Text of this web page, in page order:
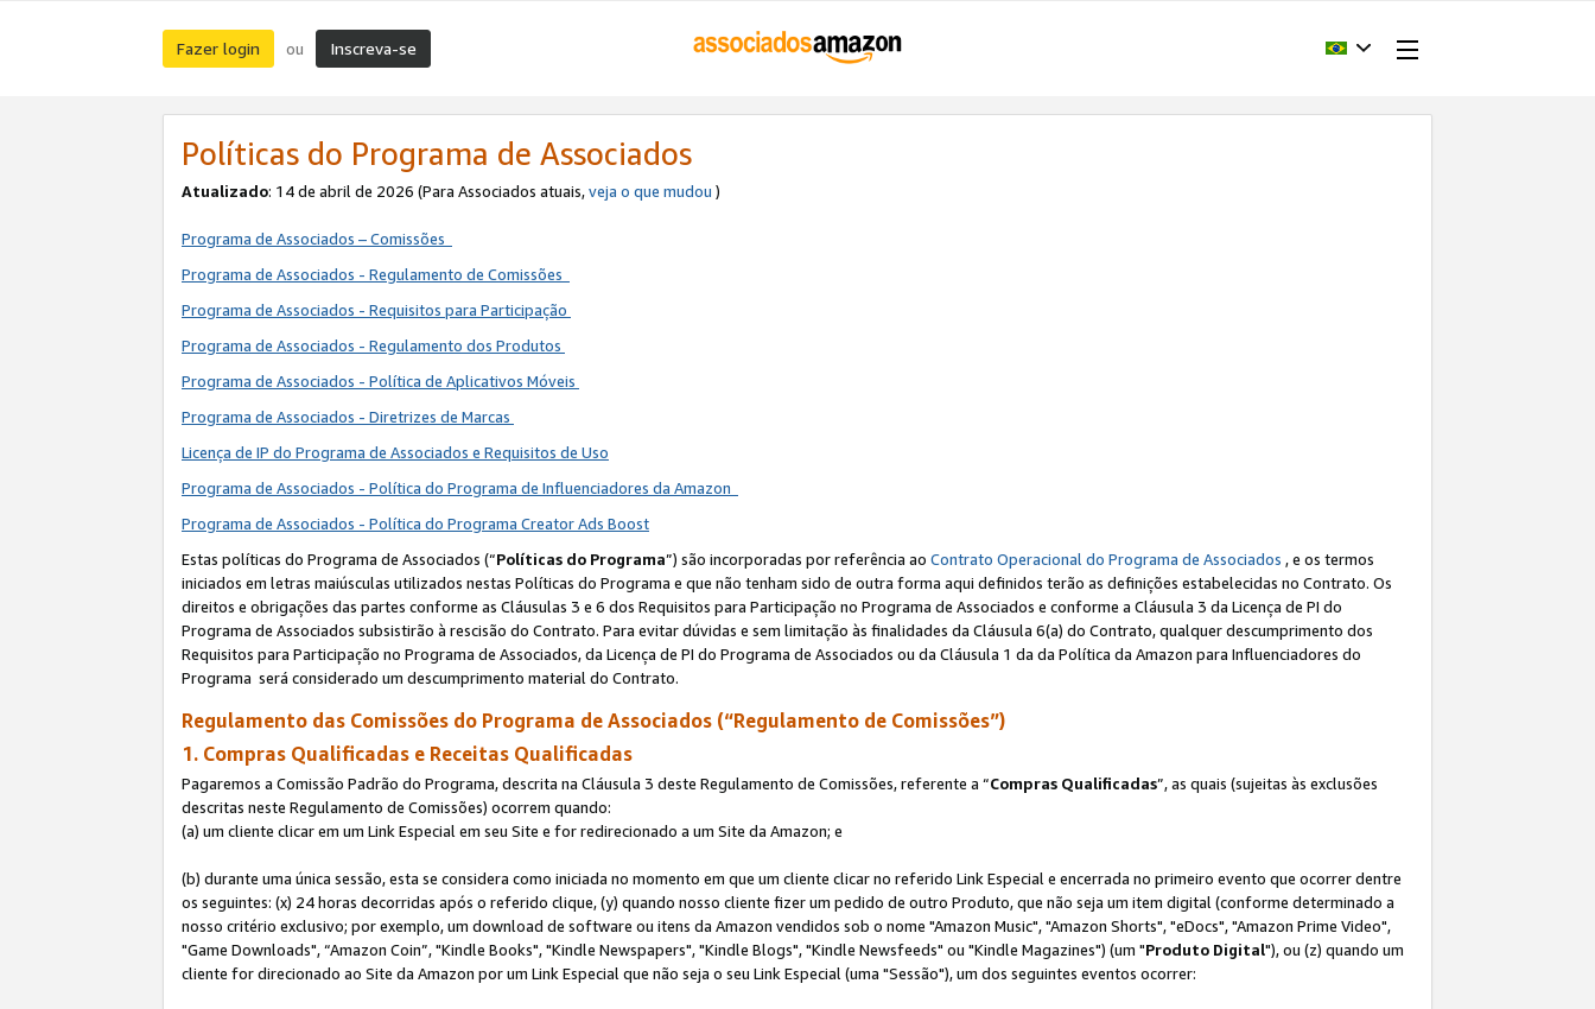
Fazer login ou Inscreva-se
Políticas do Programa de Associados
Atualizado: 14 de abril de 2026 (Para Associados atuais,veja o que mudou )
Programa de Associados – Comissões
Programa de Associados - Regulamento de Comissões
Programa de Associados - Requisitos para Participação
Programa de Associados - Regulamento dos Produtos
Programa de Associados - Política de Aplicativos Móveis
Programa de Associados - Diretrizes de Marcas
Licença de IP do Programa de Associados e Requisitos de Uso
Programa de Associados - Política do Programa de Influenciadores da Amazon
Programa de Associados - Política do Programa Creator Ads Boost
Estas políticas do Programa de Associados (“Políticas do Programa”) são incorporadas por referência ao Contrato Operacional do Programa de Associados , e os termos
iniciados em letras maiúsculas utilizados nestas Políticas do Programa e que não tenham sido de outra forma aqui definidos terão as definições estabelecidas no Contrato. Os
direitos e obrigações das partes conforme as Cláusulas 3 e 6 dos Requisitos para Participação no Programa de Associados e conforme a Cláusula 3 da Licença de PI do
Programa de Associados subsistirão à rescisão do Contrato. Para evitar dúvidas e sem limitação às finalidades da Cláusula 6(a) do Contrato, qualquer descumprimento dos
Requisitos para Participação no Programa de Associados, da Licença de PI do Programa de Associados ou da Cláusula 1 da da Política da Amazon para Influenciadores do
Programa será considerado um descumprimento material do Contrato.
Regulamento das Comissões do Programa de Associados (“Regulamento de Comissões”)
1. Compras Qualificadas e Receitas Qualificadas
Pagaremos a Comissão Padrão do Programa, descrita na Cláusula 3 deste Regulamento de Comissões, referente a “Compras Qualificadas”, as quais (sujeitas às exclusões
descritas neste Regulamento de Comissões) ocorrem quando:
(a) um cliente clicar em um Link Especial em seu Site e for redirecionado a um Site da Amazon; e
(b) durante uma única sessão, esta se considera como iniciada no momento em que um cliente clicar no referido Link Especial e encerrada no primeiro evento que ocorrer dentre
os seguintes: (x) 24 horas decorridas após o referido clique, (y) quando nosso cliente fizer um pedido de outro Produto, que não seja um item digital (conforme determinado a
nosso critério exclusivo; por exemplo, um download de software ou itens da Amazon vendidos sob o nome "Amazon Music", "Amazon Shorts", "eDocs", "Amazon Prime Video",
"Game Downloads", “Amazon Coin”, "Kindle Books", "Kindle Newspapers", "Kindle Blogs", "Kindle Newsfeeds" ou "Kindle Magazines") (um "Produto Digital"), ou (z) quando um
cliente for direcionado ao Site da Amazon por um Link Especial que não seja o seu Link Especial (uma "Sessão"), um dos seguintes eventos ocorrer: